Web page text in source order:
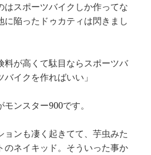
はスポーツバイクしか作ってな
に陥ったドゥカティは閃きまし
料が高くて駄目ならスポーツバ
イクを作ればいい」
ンスター900です。
ョンも凄く起きてて、芋虫みた
のネイキッド。そういった事か